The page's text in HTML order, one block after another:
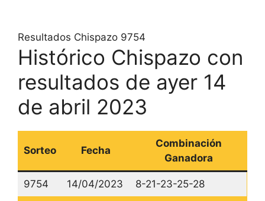
Resultados Chispazo 9754
Histórico Chispazo con
resultados de ayer 14
de abril 2023
Sorteo Fecha
Combinación
Ganadora
9754 14/04/2023 8-21-23-25-28